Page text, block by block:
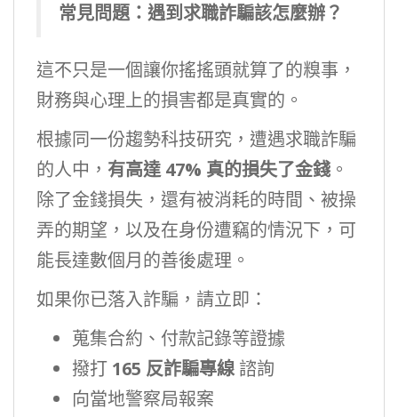
常見問題：遇到求職詐騙該怎麼辦？
這不只是一個讓你搖搖頭就算了的糗事，
財務與心理上的損害都是真實的。
根據同一份趨勢科技研究，遭遇求職詐騙
的人中， 有高達 47% 真的損失了金錢 。
除了金錢損失，還有被消耗的時間、被操
弄的期望，以及在身份遭竊的情況下，可
能長達數個月的善後處理。
如果你已落入詐騙，請立即：
蒐集合約、付款記錄等證據
撥打 165 反詐騙專線 諮詢
向當地警察局報案